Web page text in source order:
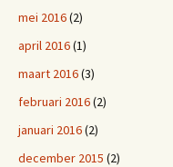
mei 2016(2)
april 2016(1)
maart 2016(3)
februari 2016(2)
januari 2016(2)
december 2015 (2)